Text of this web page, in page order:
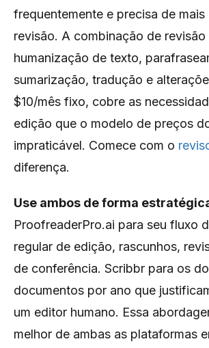
frequentemente e precisa de
revisão. A combinação de revisão
humanização de texto,
sumarização, tradução e
$10/mês fixo, cobre as
edição que o modelo de preços
impraticável. Comece com o
diferença.
Use ambos de forma
ProofreaderPro.ai para seu fluxo
regular de edição, rascunhos,
de conferência. Scribbr para os
documentos por ano que
um editor humano. Essa
melhor de ambas as plataformas